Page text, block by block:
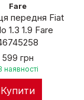
Fare
передня Fiat
1.3 1.9 Fare
599 грн
наявності
Купити